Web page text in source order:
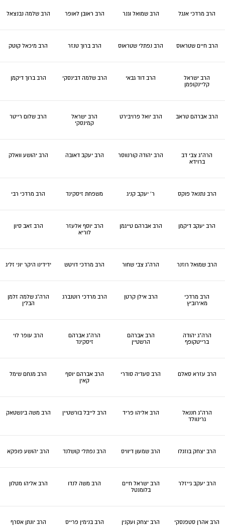
הרב מרדכי אנגל הרב שמואל וגנר הרב ראובן לאופר הרב שלמה נבנצאל
הרב חיים שטראוס הרב נפתלי שטראוס הרב ברוך טנזר הרב מיכאל קוטק
הרב ישראל
קליינקופמן
הרב דוד גבאי הרב שלמה דבינסקי הרב ברוך דיקמן
הרב אברהם טראב הרב יואל פרויבירט
הרב ישראל
קמינסקי
הרב שלום רייטר
הרה"ג צבי דב
ברוידא
הרב יהודה קורנווסר הרב יעקב דאובה הרב יהושע וואלק
הרב נתנאל פוקס ר' יעקב קניג משפחת זיסקינד הרב מרדכי רבי
הרב יעקב דיקמן הרב אברהם טייגמן
הרב יוסף אלעזר
לוריא
הרב זאב סיון
הרב שמואל רוזנר הרה"ג צבי שחור הרב מרדכי דויטש ידידינו היקר יוני זליג
הרב מרדכי
מאירוביץ
הרב אילן קרטן הרב מרדכי רוטנברג
הרה"ג שלמה זלמן
הבלין
הרה"ג יהודה
ברייטקופף
הרב אברהם
הרשטיין
הרה"ג אברהם
זיסקינד
הרב עופר לוי
הרב עזרא סאלם הרב סעדיה סודרי
הרב אברהם יוסף
קאין
הרב מנחם שימל
הרה"ג חננאל
גרינוולד
הרב אליהו פריד הרב לייבל בורשטיין הרב משה בינשטאק
הרב יצחק בוזגלו הרב שמעון דיוויס הרב נפתלי קושלנד הרב יהושע פופקא
הרב יעקב גייזלר
הרב ישראל חיים
בלומנטל
הרב משה לנדו הרב אליהו מטלון
הרב אהרן סטפנסקי הרב יצחק ועקנין הרב בנימין פרייס הרב יונתן אסרף